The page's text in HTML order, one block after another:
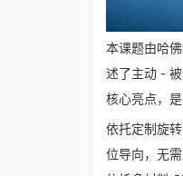
本课题由哈
述了主动 -
核心亮点，
依托定制旋
位导向，无